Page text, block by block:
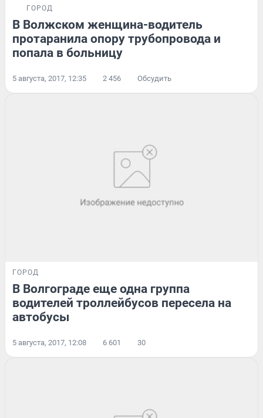
ГОРОД
В Волжском женщина-водитель
протаранила опору трубопровода и
попала в больницу
5 августа, 2017, 12:35 2 456 Обсудить
ГОРОД
В Волгограде еще одна группа
водителей троллейбусов пересела на
автобусы
5 августа, 2017, 12:08 6 601 30